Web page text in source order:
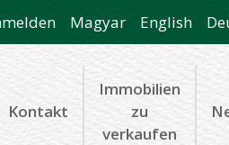
Magyar English
Kontakt
Immobilien
zu
verkaufen